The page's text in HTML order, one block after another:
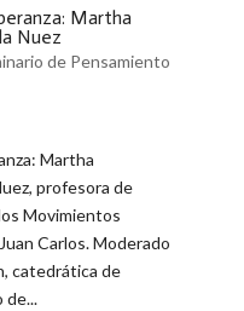
Martha
Nuez
de Pensamiento
Martha
profesora de
Movimientos
Carlos. Moderado
catedrática de
de...